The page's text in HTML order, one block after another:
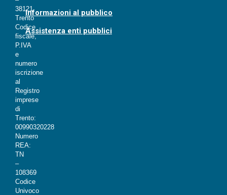
38121
Trento
Codice
fiscale,
P.IVA
e
numero
iscrizione
al
Registro
imprese
di
Trento:
00990320228
Numero
REA:
TN
–
108369
Codice
Univoco
Informazioni al pubblico
Assistenza enti pubblici